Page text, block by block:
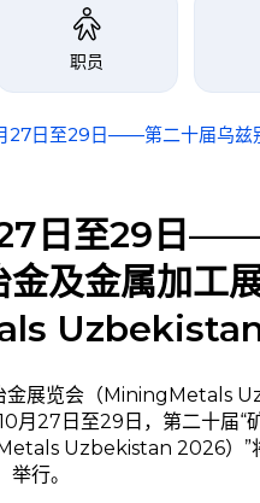
职员
27日至29日——第二十届乌
日至29日——
金及金属加
金展览会（MiningMetals
月27日至29日，第二十届
Uzbekistan 2026）”
行。